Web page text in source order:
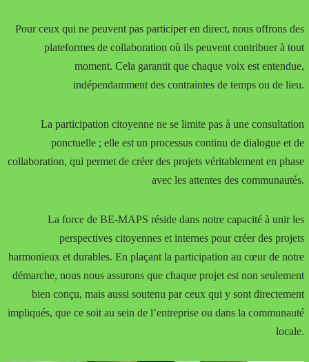
Pour ceux qui ne peuvent pas participer en direct, nous offrons des
plateformes de collaboration où ils peuvent contribuer à tout
moment. Cela garantit que chaque voix est entendue,
indépendamment des contraintes de temps ou de lieu.
La participation citoyenne ne se limite pas à une consultation
ponctuelle ; elle est un processus continu de dialogue et de
collaboration, qui permet de créer des projets véritablement en phase
avec les attentes des communautés.
La force de BE-MAPS réside dans notre capacité à unir les
perspectives citoyennes et internes pour créer des projets
harmonieux et durables. En plaçant la participation au cœur de notre
démarche, nous nous assurons que chaque projet est non seulement
bien conçu, mais aussi soutenu par ceux qui y sont directement
impliqués, que ce soit au sein de l’entreprise ou dans la communauté
locale.